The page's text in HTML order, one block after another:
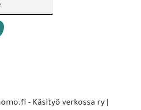
- Käsityö verkossa ry |